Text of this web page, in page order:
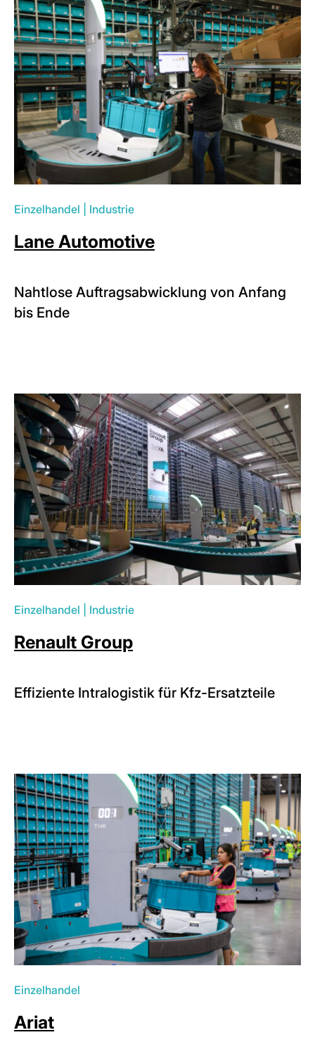
Einzelhandel Industrie
Lane Automotive
Nahtlose Auftragsabwicklung von Anfang
bis Ende
Einzelhandel Industrie
Renault Group
Effiziente Intralogistik für Kfz-Ersatzteile
Einzelhandel
Ariat